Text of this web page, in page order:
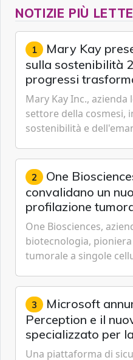
NOTIZIE PIÙ LETTE
1 Mary Kay
sulla sostenibilità
progressi
livello globale
economica e
Mary Kay Inc., azienda
settore della cosmesi,
sostenibilità e
sostenibilità 2026, una
2 One Biosciences annuncia dati che
convalidano un
profilazione
singole cellule da
One Biosciences,
biotecnologia,
tumorale a singole
espressione dell'...
3 Microsoft
Perception e il
specializzato per
Una piattaforma di